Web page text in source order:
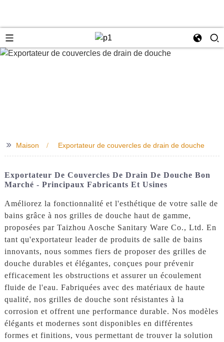
>> Maison Exportateur de couvercles de drain de douche
Exportateur De Couvercles De Drain De Douche Bon
Marché - Principaux Fabricants Et Usines
Améliorez la fonctionnalité et l'esthétique de votre salle de
bains grâce à nos grilles de douche haut de gamme,
proposées par Taizhou Aosche Sanitary Ware Co., Ltd. En
tant qu'exportateur leader de produits de salle de bains
innovants, nous sommes fiers de proposer des grilles de
douche durables et élégantes, conçues pour prévenir
efficacement les obstructions et assurer un écoulement
fluide de l'eau. Fabriquées avec des matériaux de haute
qualité, nos grilles de douche sont résistantes à la
corrosion et offrent une performance durable. Nos modèles
élégants et modernes sont disponibles en différentes
formes et finitions, vous permettant de trouver la solution